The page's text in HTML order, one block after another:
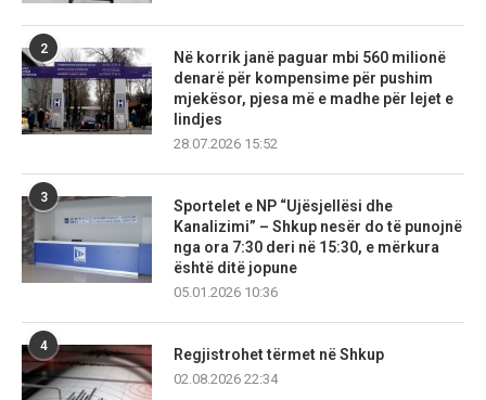
2
Në korrik janë paguar mbi 560 milionë
denarë për kompensime për pushim
mjekësor, pjesa më e madhe për lejet e
lindjes
28.07.2026 15:52
3
Sportelet e NP “Ujësjellësi dhe
Kanalizimi” – Shkup nesër do të punojnë
nga ora 7:30 deri në 15:30, e mërkura
është ditë jopune
05.01.2026 10:36
4
Regjistrohet tërmet në Shkup
02.08.2026 22:34